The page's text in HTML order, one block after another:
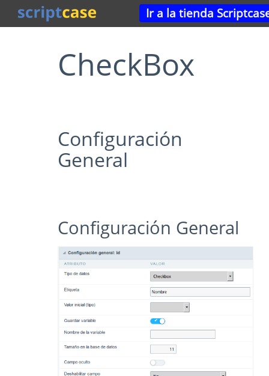
Ir a la tienda
CheckBox
Configuración
General
Configuración General